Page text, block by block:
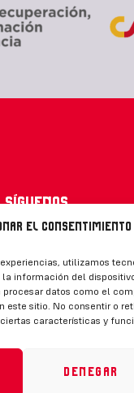
el consentimiento
utilizamos
información del
datos como el
este sitio. No consentir o
características y
Denegar
Síguenos
CONTACTO